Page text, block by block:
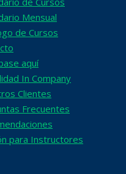
Mensual
de Cursos
aquí
In Company
Clientes
Frecuentes
para Instructores